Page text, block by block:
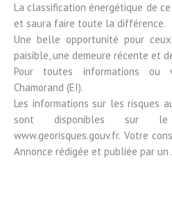
La classification énergétique de
et saura faire toute la différence.
Une belle opportunité pour
paisible, une demeure récente et
Pour toutes informations ou
Chamorand (EI).
Les informations sur les risques
sont disponibles sur
www.georisques.gouv.fr. Votre
Annonce rédigée et publiée par